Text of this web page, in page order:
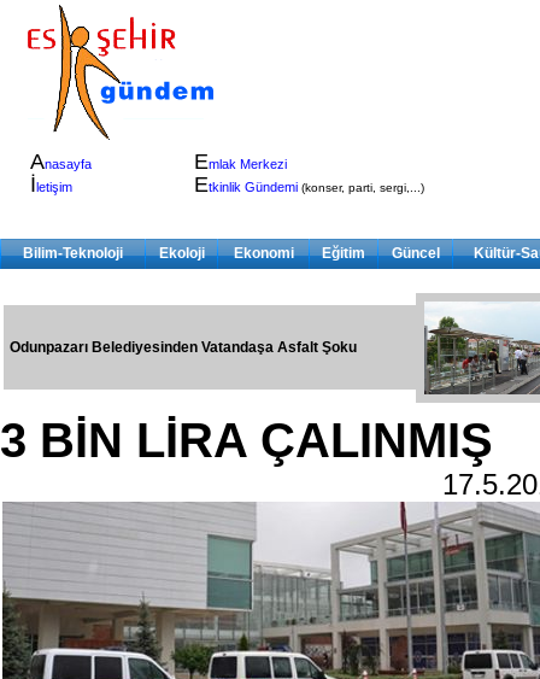
Anasayfa
İletişim
Emlak Merkezi
Etkinlik Gündemi (konser, parti, sergi,...)
Bilim-Teknoloji Ekoloji Ekonomi Eğitim Güncel Kültür-
Odunpazarı Belediyesinden Vatandaşa Asfalt Şoku
3 BİN LİRA ÇALINMIŞ